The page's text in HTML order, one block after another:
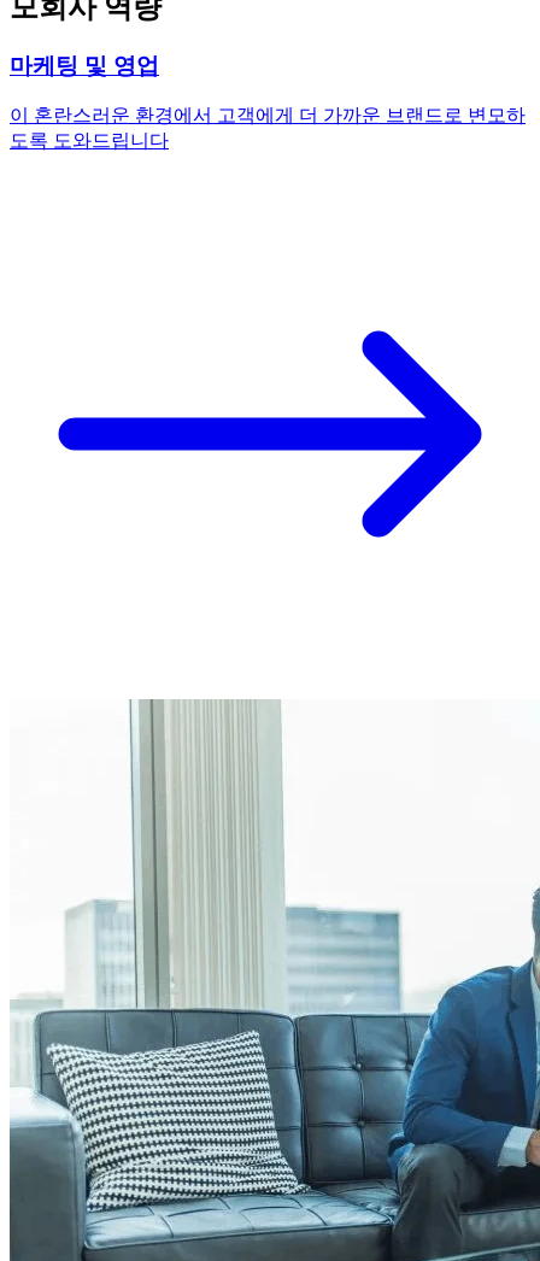
모회사 역량
마케팅 및 영업
이 혼란스러운 환경에서 고객에게 더 가까운 브랜드로 변모하
도록 도와드립니다